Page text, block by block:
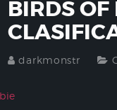
BIRDS
darkmonstr